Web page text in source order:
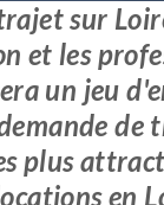
sur
et les
un jeu
de
plus
en